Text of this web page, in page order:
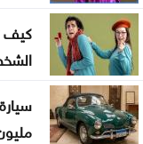
هل سيعيش
مات قبل تخرجه
ابنها الراحل
كيف